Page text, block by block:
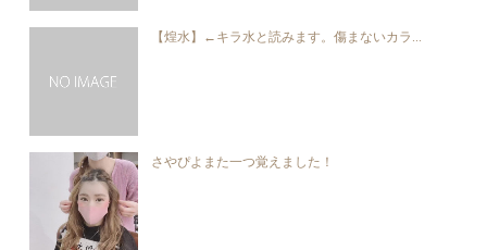
【煌水】←キラ水と読みます。傷まないカラ...
さやぴよまた一つ覚えました！